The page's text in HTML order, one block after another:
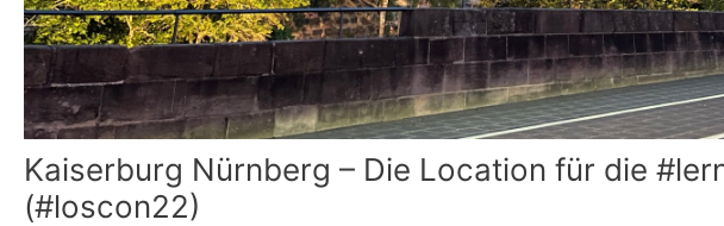
Kaiserburg Nürnberg – Die Location für die
(#loscon22)